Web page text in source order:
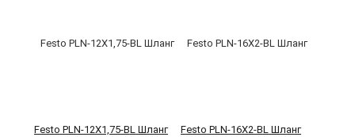
Festo PLN-12X1,75-BL Шланг Festo PLN-16X2-BL Шланг